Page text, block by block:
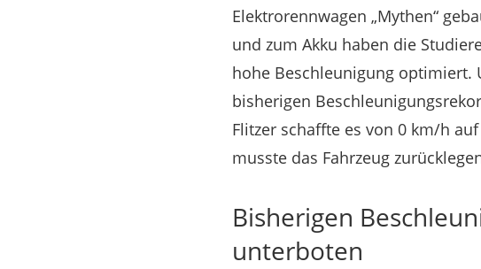
Elektrorennwagen „Mythen“
und zum Akku haben die
hohe Beschleunigung optimiert.
bisherigen
Flitzer schaffte es von 0 km/h
musste das Fahrzeug
Bisherigen
unterboten